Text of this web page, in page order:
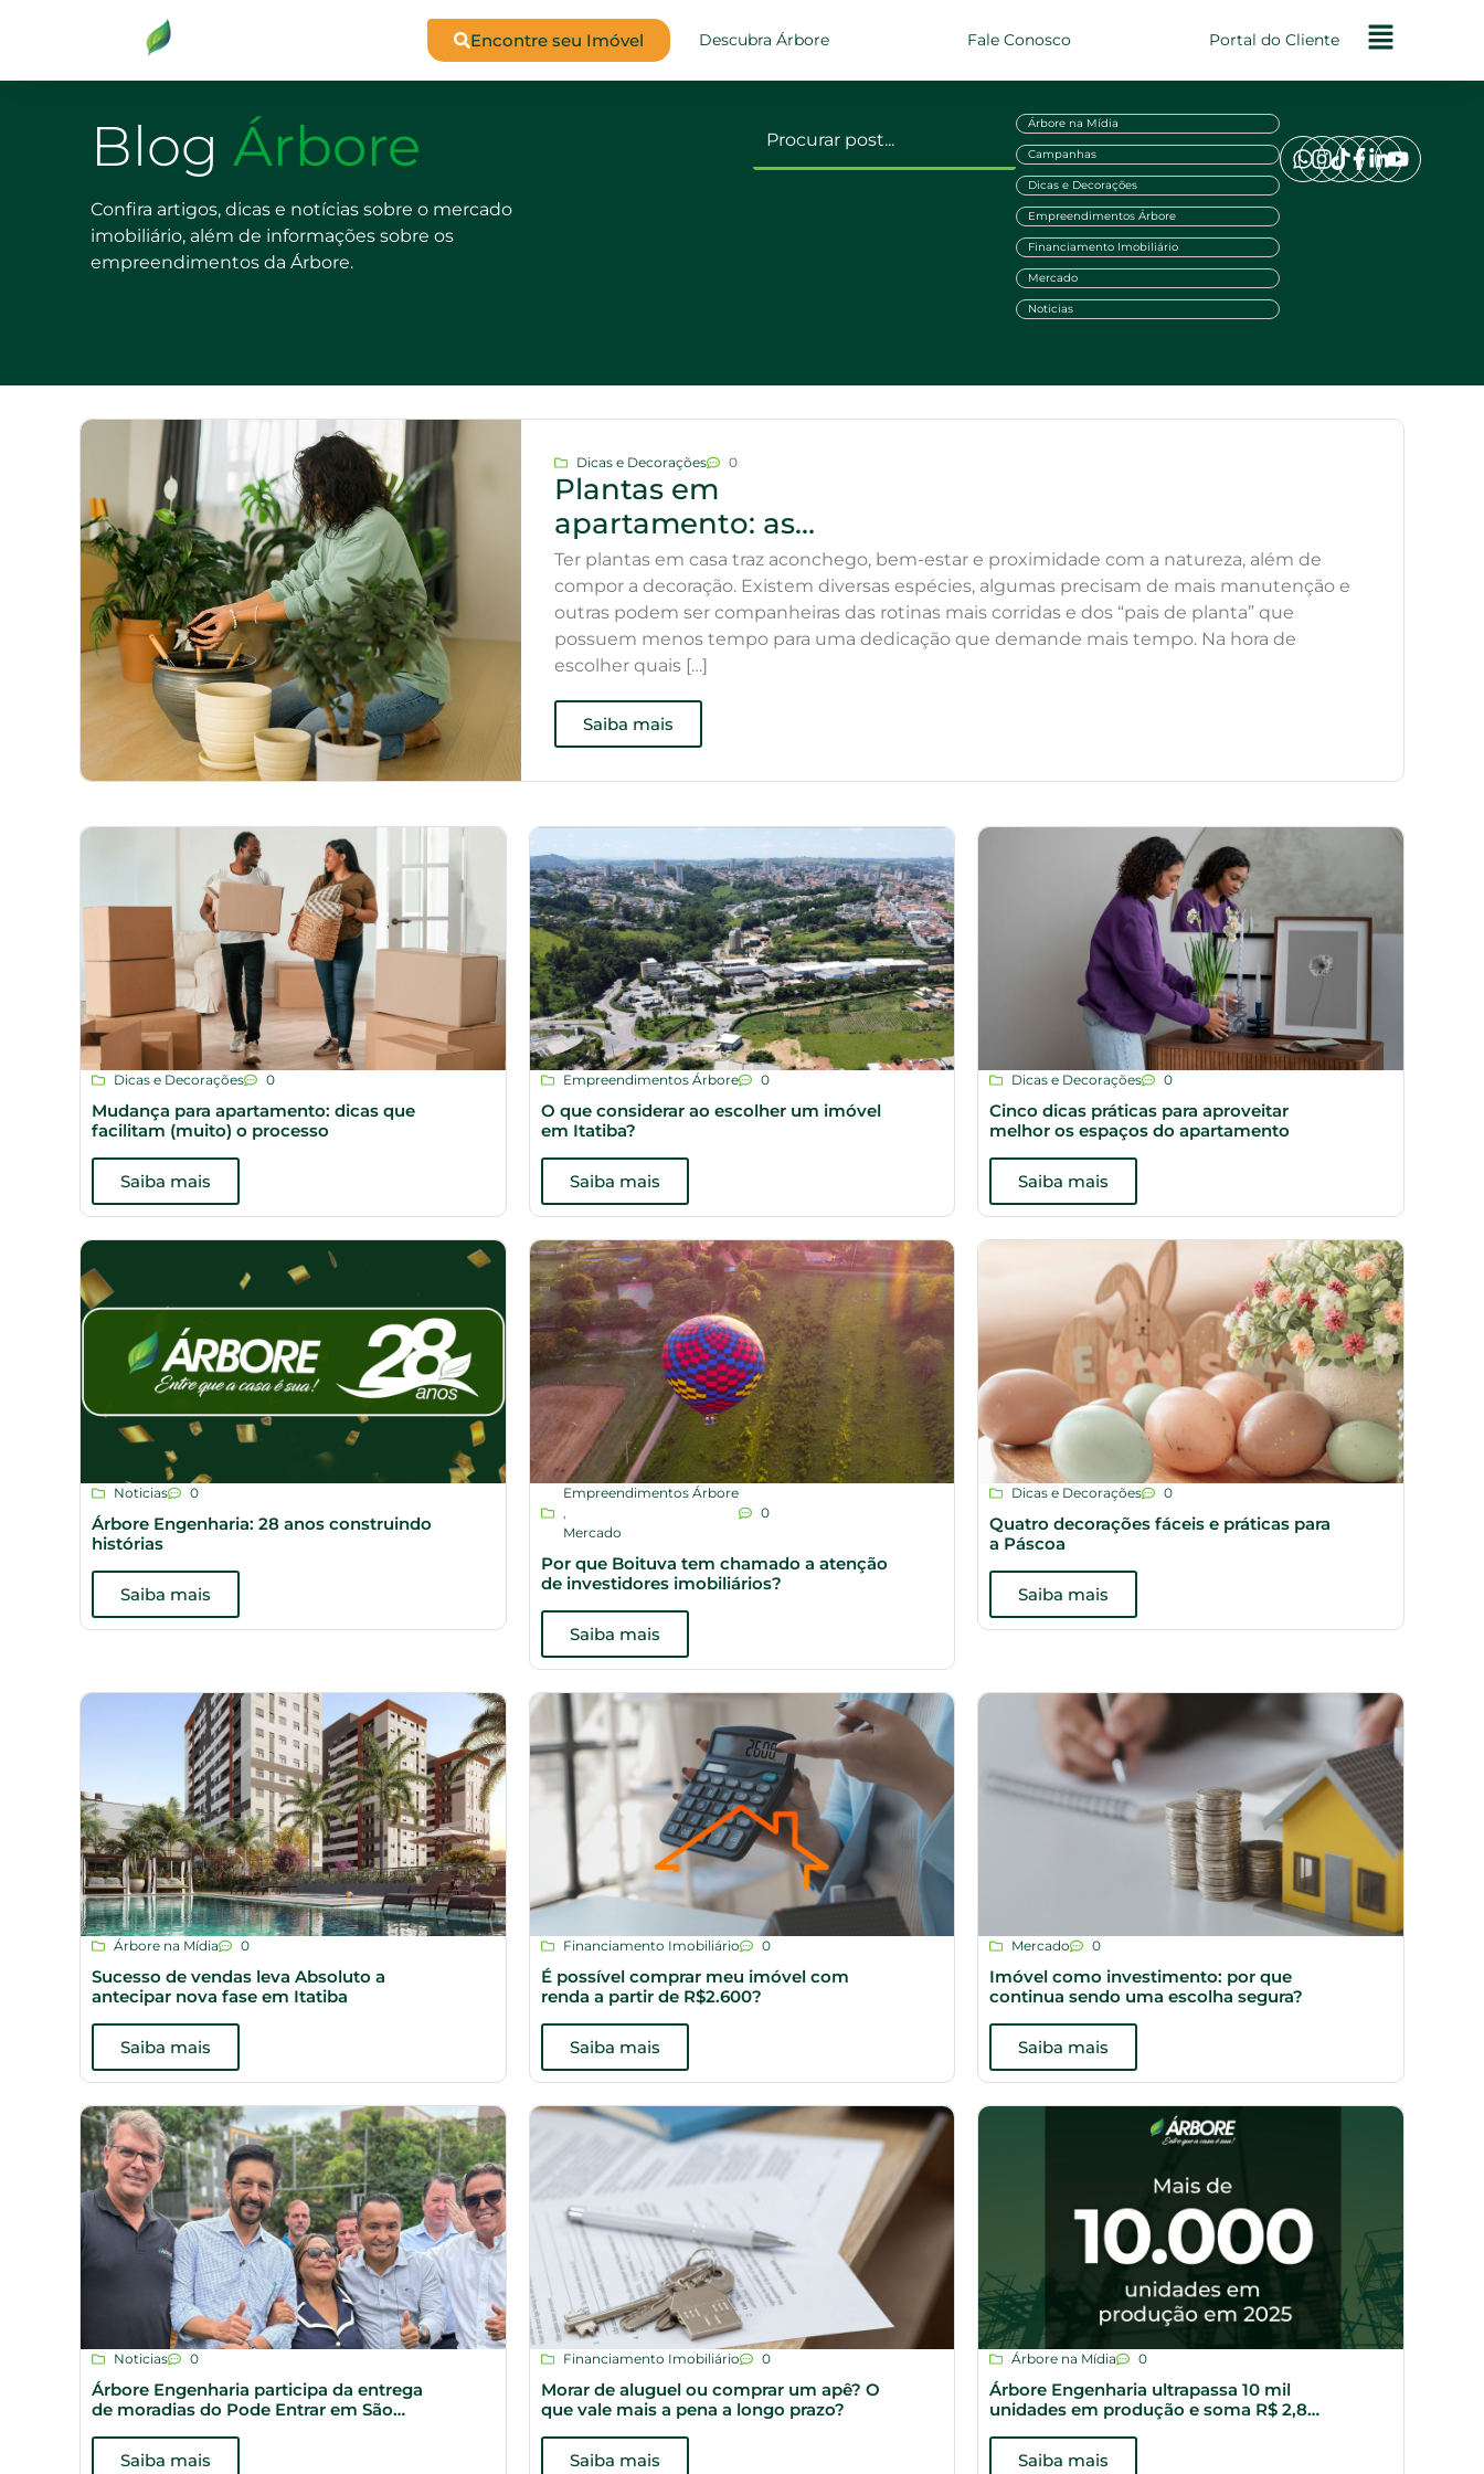
Encontre seu Imóvel Descubra Árbore Fale Conosco Portal do Cliente
Blog Árbore
Confira artigos, dicas e notícias sobre o mercado
imobiliário, além de informações sobre os
empreendimentos da Árbore.
Árbore na Mídia
Campanhas
Dicas e Decorações
Empreendimentos Árbore
Financiamento Imobiliário
Mercado
Noticias
Dicas e Decorações 0
Plantas em
apartamento: as
melhores opções para
quem não tem tempo
Ter plantas em casa traz aconchego, bem-estar e proximidade com a natureza, além de
compor a decoração. Existem diversas espécies, algumas precisam de mais manutenção e
outras podem ser companheiras das rotinas mais corridas e dos “pais de planta” que
possuem menos tempo para uma dedicação que demande mais tempo. Na hora de
escolher quais […]
Saiba mais
Dicas e Decorações 0
Mudança para apartamento: dicas que
facilitam (muito) o processo
Saiba mais
Empreendimentos Árbore 0
O que considerar ao escolher um imóvel
em Itatiba?
Saiba mais
Dicas e Decorações 0
Cinco dicas práticas para aproveitar
melhor os espaços do apartamento
Saiba mais
Noticias 0
Árbore Engenharia: 28 anos construindo
histórias
Saiba mais
Empreendimentos Árbore
,
Mercado
0
Por que Boituva tem chamado a atenção
de investidores imobiliários?
Saiba mais
Dicas e Decorações 0
Quatro decorações fáceis e práticas para
a Páscoa
Saiba mais
Árbore na Mídia 0
Sucesso de vendas leva Absoluto a
antecipar nova fase em Itatiba
Saiba mais
Financiamento Imobiliário 0
É possível comprar meu imóvel com
renda a partir de R$2.600?
Saiba mais
Mercado 0
Imóvel como investimento: por que
continua sendo uma escolha segura?
Saiba mais
Noticias 0
Árbore Engenharia participa da entrega
de moradias do Pode Entrar em São
Saiba mais
Financiamento Imobiliário 0
Morar de aluguel ou comprar um apê? O
que vale mais a pena a longo prazo?
Saiba mais
Árbore na Mídia 0
Árbore Engenharia ultrapassa 10 mil
unidades em produção e soma R$ 2,8
Saiba mais